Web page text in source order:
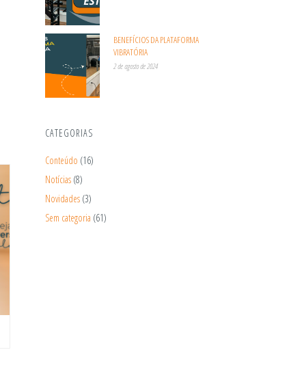
BENEFÍCIOS DA PLATAFORMA
VIBRATÓRIA
2 de agosto de 2024
CATEGORIAS
Conteúdo (16)
Notícias (8)
Novidades (3)
Sem categoria (61)